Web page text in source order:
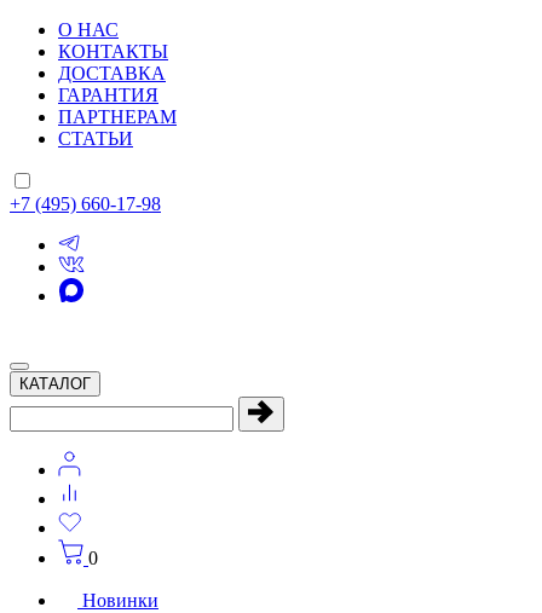
О НАС
КОНТАКТЫ
ДОСТАВКА
ГАРАНТИЯ
ПАРТНЕРАМ
СТАТЬИ
+7 (495) 660-17-98
КАТАЛОГ
0
Новинки